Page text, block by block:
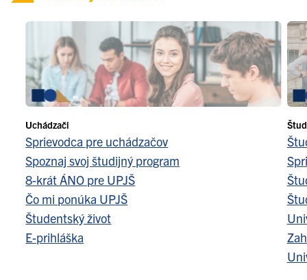
Uchádzači
Sprievodca pre uchádzačov
Spoznaj svoj študijný program
8-krát ÁNO pre UPJŠ
Čo mi ponúka UPJŠ
Študentský život
E-prihláška